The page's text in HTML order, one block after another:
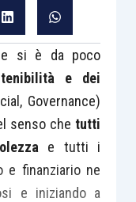
si è da poco
e dei
Governance)
senso chetutti
e tutti i
e finanziario ne
e iniziando a